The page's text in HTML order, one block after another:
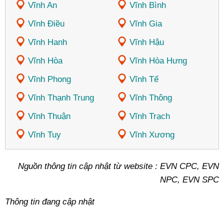
Vĩnh An
Vĩnh Bình
Vĩnh Điều
Vĩnh Gia
Vĩnh Hanh
Vĩnh Hậu
Vĩnh Hòa
Vĩnh Hòa Hưng
Vĩnh Phong
Vĩnh Tế
Vĩnh Thạnh Trung
Vĩnh Thông
Vĩnh Thuận
Vĩnh Trạch
Vĩnh Tuy
Vĩnh Xương
Nguồn thông tin cập nhật từ website : EVN CPC, EVN
NPC, EVN SPC
Thông tin đang cập nhật